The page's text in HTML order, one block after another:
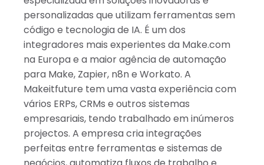
personalizadas que utilizam ferramentas sem
código e tecnologia de IA. É um dos
integradores mais experientes da Make.com
na Europa e a maior agência de automação
para Make, Zapier, n8n e Workato. A
Makeitfuture tem uma vasta experiência com
vários ERPs, CRMs e outros sistemas
empresariais, tendo trabalhado em inúmeros
projectos. A empresa cria integrações
perfeitas entre ferramentas e sistemas de